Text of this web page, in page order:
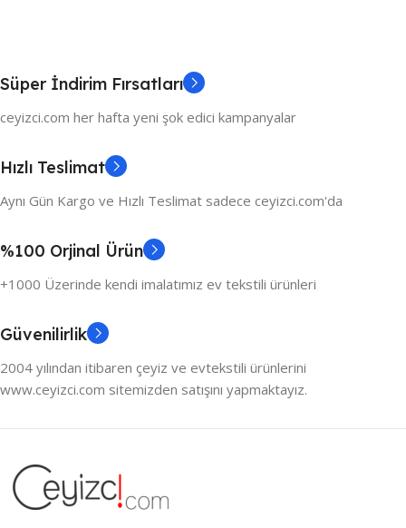
Süper İndirim Fırsatları
ceyizci.com her hafta yeni şok edici kampanyalar
Hızlı Teslimat
Aynı Gün Kargo ve Hızlı Teslimat sadece ceyizci.com'da
%100 Orjinal Ürün
+1000 Üzerinde kendi imalatımız ev tekstili ürünleri
Güvenilirlik
2004 yılından itibaren çeyiz ve evtekstili ürünlerini
www.ceyizci.com sitemizden satışını yapmaktayız.